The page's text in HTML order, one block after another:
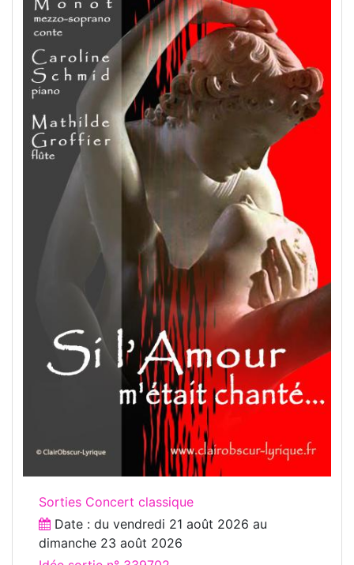
Sorties Concert classique
Date : du vendredi 21 août 2026 au
dimanche 23 août 2026